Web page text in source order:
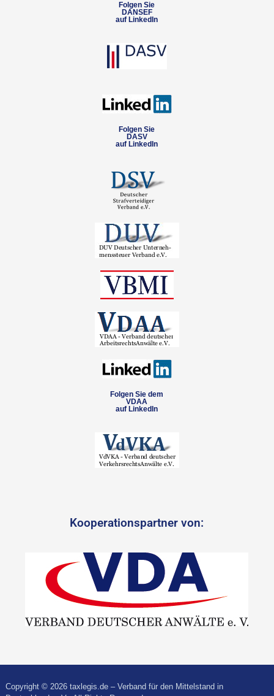
Folgen Sie
DANSEF
auf LinkedIn
Folgen Sie
DASV
auf LinkedIn
Folgen Sie dem
VDAA
auf LinkedIn
Kooperationspartner von:
Copyright © 2026 taxlegis.de – Verband für den Mittelstand in